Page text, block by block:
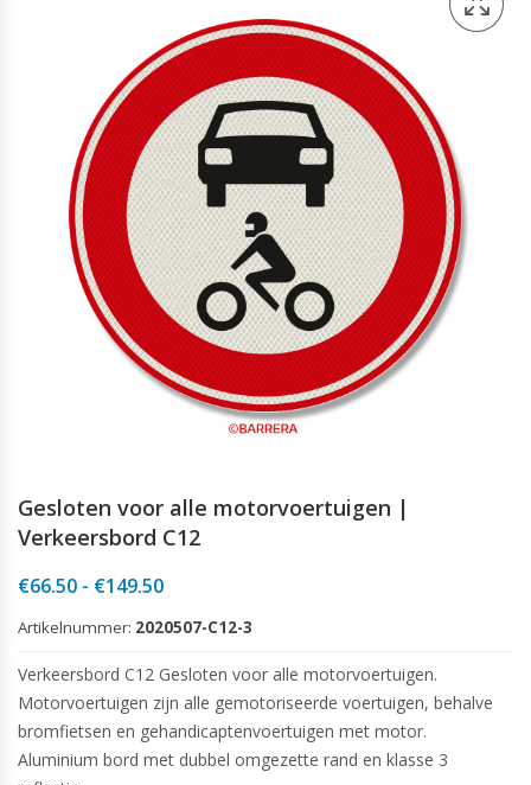
Gesloten voor alle motorvoertuigen |
Verkeersbord C12
€66.50 - €149.50Prijsklasse:
tot
Artikelnummer: 2020507-C12-3
Verkeersbord C12 Gesloten voor alle motorvoertuigen.
Motorvoertuigen zijn alle gemotoriseerde voertuigen, behalve
bromfietsen en gehandicaptenvoertuigen met motor.
Aluminium bord met dubbel omgezette rand en klasse 3